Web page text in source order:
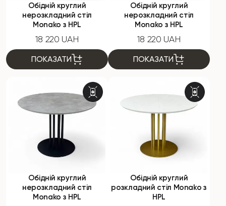
Обідній круглий
нерозкладний стіл
Monako з HPL
18 220 UAH
ПОКАЗАТИ
Обідній круглий
нерозкладний стіл
Monako з HPL
18 220 UAH
ПОКАЗАТИ
Обідній круглий
нерозкладний стіл
Monako з HPL
Обідній круглий
розкладний стіл Monako з
HPL